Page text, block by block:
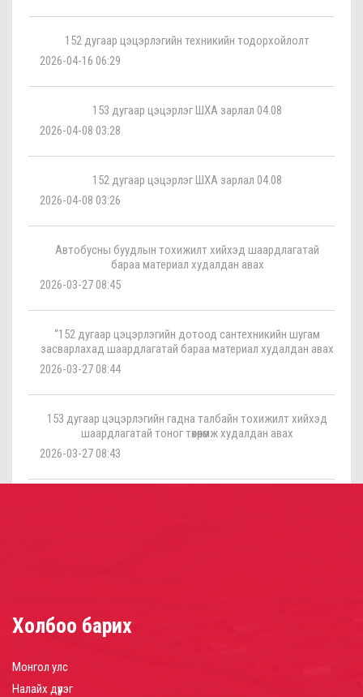
152 дугаар цэцэрлэгийн техникийн тодорхойлолт
2026-04-16 06:29
153 дугаар цэцэрлэг ШХА зарлал 04.08
2026-04-08 03:28
152 дугаар цэцэрлэг ШХА зарлал 04.08
2026-04-08 03:26
Автобусны буудлын тохижилт хийхэд шаардлагатай
бараа материал худалдан авах
2026-03-27 08:45
“152 дугаар цэцэрлэгийн дотоод сантехникийн шугам
засварлахад шаардлагатай бараа материал худалдан авах
2026-03-27 08:44
153 дугаар цэцэрлэгийн гадна талбайн тохижилт хийхэд
шаардлагатай тоног төхөөрөмж худалдан авах
2026-03-27 08:43
Холбоо барих
Монгол улс
Налайх дүүрэг